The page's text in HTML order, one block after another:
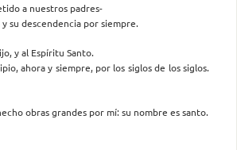
a nuestros padres-
su descendencia por siempre.
y al Espíritu Santo.
ahora y siempre, por los siglos de los siglos.
obras grandes por mí: su nombre es santo.